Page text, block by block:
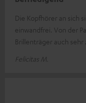
Die Kopfhörer an sich
einwandfrei. Von der
Brillenträger auch sehr
Felicitas M.